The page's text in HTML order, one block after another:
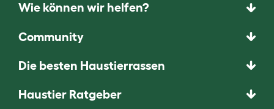
Wie können wir helfen?
Community
Die besten Haustierrassen
Haustier Ratgeber